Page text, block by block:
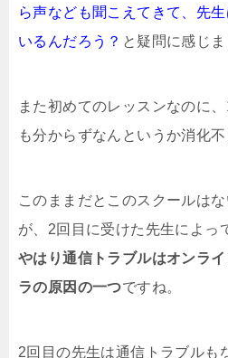
ら声なども聞こえてきて、先
いるんだろう？ と疑問に感じま
また初めてのレッスンなのに
も分からずなんというか消化不
このままだとこのスクールは
が、2回目に受けた先生によっ
やはり通信トラブルはオンラ
ラの原因の一つですね。
2回目の先生は通信トラブルも